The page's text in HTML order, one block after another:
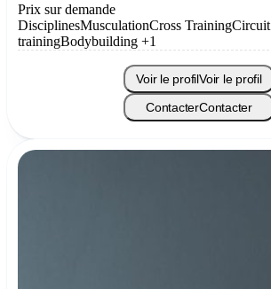
Prix sur demande
DisciplinesMusculationCross TrainingCircuit
trainingBodybuilding +1
Voir le profilVoir le profil
ContacterContacter